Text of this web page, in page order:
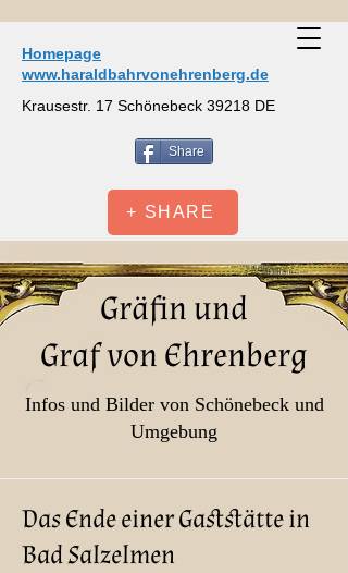
Homepage
www.haraldbahrvonehrenberg.de
Krausestr. 17 Schönebeck 39218 DE
Share
+ SHARE
Gräfin und
Graf von Ehrenberg
Infos und Bilder von Schönebeck und
Umgebung
Das Ende einer Gaststätte in
Bad Salzelmen